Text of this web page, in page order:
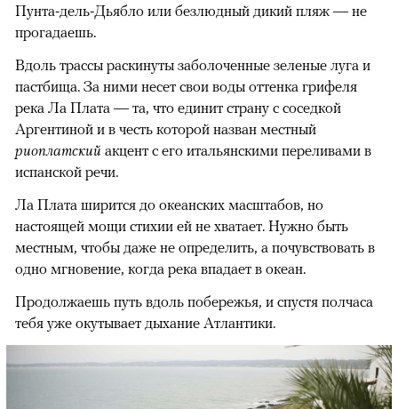
Пунта-дель-Дьябло или безлюдный дикий пляж — не
прогадаешь.
Вдоль трассы раскинуты заболоченные зеленые луга и
пастбища. За ними несет свои воды оттенка грифеля
река Ла Плата — та, что единит страну с соседкой
Аргентиной и в честь которой назван местный
риоплатский акцент с его итальянскими переливами в
испанской речи.
Ла Плата ширится до океанских масштабов, но
настоящей мощи стихии ей не хватает. Нужно быть
местным, чтобы даже не определить, а почувствовать в
одно мгновение, когда река впадает в океан.
Продолжаешь путь вдоль побережья, и спустя полчаса
тебя уже окутывает дыхание Атлантики.